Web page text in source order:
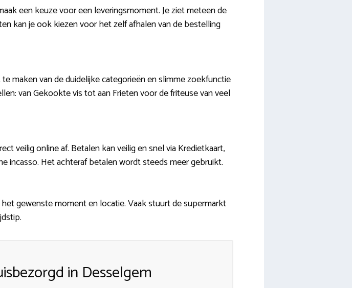
een keuze voor een leveringsmoment. Je ziet meteen de
kan je ook kiezen voor het zelf afhalen van de bestelling
maken van de duidelijke categorieën en slimme zoekfunctie
van Gekookte vis tot aan Frieten voor de friteuse van veel
veilig online af. Betalen kan veilig en snel via Kredietkaart,
incasso. Het achteraf betalen wordt steeds meer gebruikt.
gewenste moment en locatie. Vaak stuurt de supermarkt
in Desselgem